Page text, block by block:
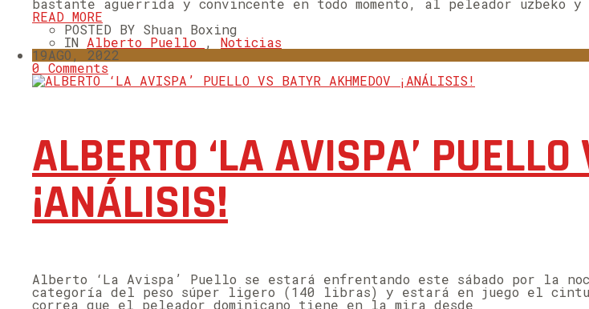
bastante aguerrida y convincente en todo momento, al peleador uzbeko
READ MORE
POSTED BY Shuan Boxing
IN Alberto Puello , Noticias
19AGO, 2022
0 Comments
ALBERTO ‘LA AVISPA’
¡ANÁLISIS!
Alberto ‘La Avispa’ Puello se estará enfrentando este sábado por la
categoría del peso súper ligero (140 libras) y estará en juego el
correa que el peleador dominicano tiene en la mira desde